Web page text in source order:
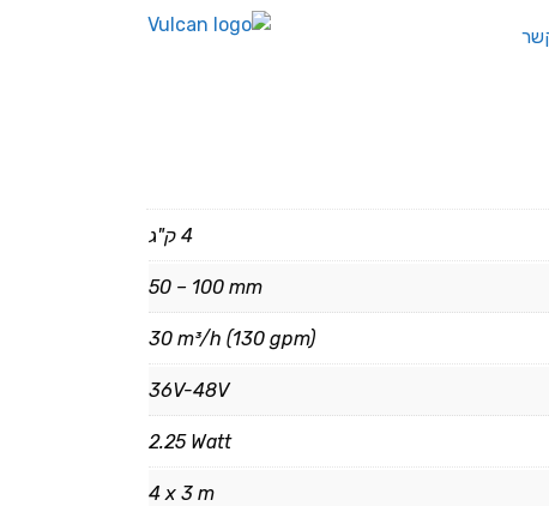
4 ק"ג
50 – 100 mm
30 m³/h (130 gpm)
36V-48V
2.25 Watt
4 x 3 m